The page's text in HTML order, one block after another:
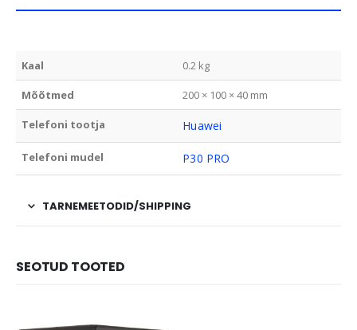
Kaal 0.2 kg
Mõõtmed 200 × 100 × 40 mm
Telefoni tootja Huawei
Telefoni mudel P30 PRO
TARNEMEETODID/SHIPPING
SEOTUD TOOTED